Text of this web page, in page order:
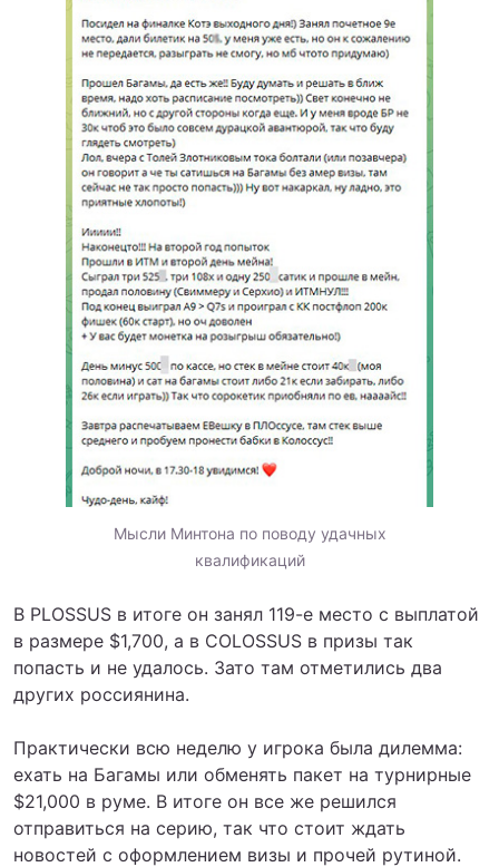
Мысли Минтона по поводу удачных
квалификаций
В PLOSSUS в итоге он занял 119-е место с выплатой
в размере $1,700, а в COLOSSUS в призы так
попасть и не удалось. Зато там отметились два
других россиянина.
Практически всю неделю у игрока была дилемма:
ехать на Багамы или обменять пакет на турнирные
$21,000 в руме. В итоге он все же решился
отправиться на серию, так что стоит ждать
новостей с оформлением визы и прочей рутиной.